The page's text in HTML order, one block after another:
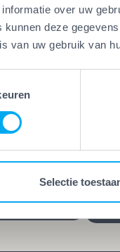
over uw
deze
van uw gebruik van
Selectie
werken
en/of
Geen